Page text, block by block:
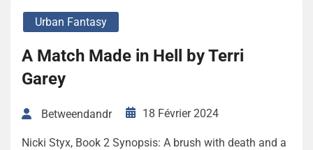
Urban Fantasy
A Match Made in Hell by Terri
Garey
Betweendandr 18 Février 2024
Nicki Styx, Book 2 Synopsis: A brush with death and a